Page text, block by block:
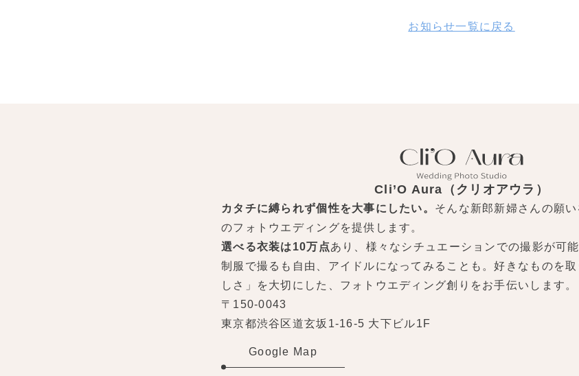
お知らせ一覧に戻る
Cli’O Aura（クリオアウラ）
カタチに縛られず個性を大事にしたい。 そんな新郎新婦さんの願
のフォトウエディングを提供します。
選べる衣装は10万点あり、様々なシチュエーションでの撮影が可
制服で撮るも自由、アイドルになってみることも。好きなものを
しさ」を大切にした、フォトウエディング創りをお手伝いします。
〒150-0043
東京都渋谷区道玄坂1-16-5 大下ビル1F
Google Map